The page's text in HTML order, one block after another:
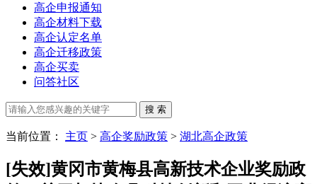
高企申报通知
高企材料下载
高企认定名单
高企迁移政策
高企买卖
问答社区
当前位置： 主页 > 高企奖励政策 > 湖北高企政策
[失效]黄冈市黄梅县高新技术企业奖励政